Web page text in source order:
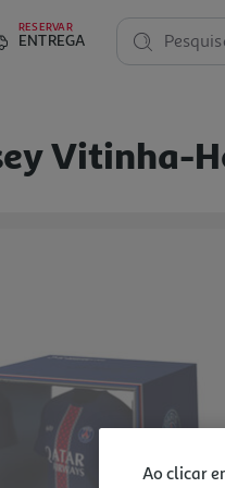
RESERVAR
ENTREGA
Vitinha-
Ao clicar